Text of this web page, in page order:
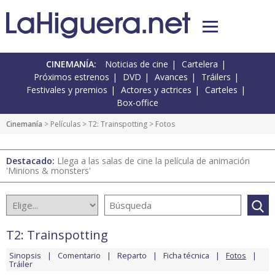
CINEMANÍA: Noticias de cine
Cartelera
Próximos estrenos
DVD Avances
Tráilers
Festivales y premios
Actores y actrices
Carteles
Box-office
Cinemanía > Películas >T2: Trainspotting > Fotos
Destacado: Llega a las salas de cine la película de animación
'Minions & monsters'
T2: Trainspotting
Sinopsis Comentario Reparto Ficha técnica Fotos
Tráiler